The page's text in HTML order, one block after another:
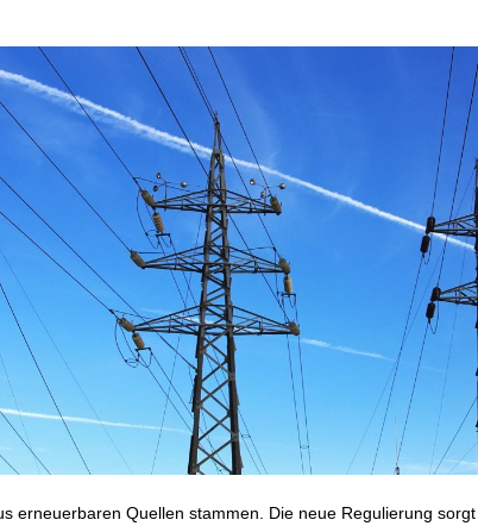
erneuerbaren Quellen stammen. Die neue Regulierung